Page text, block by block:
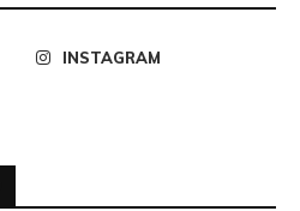
INSTAGRAM